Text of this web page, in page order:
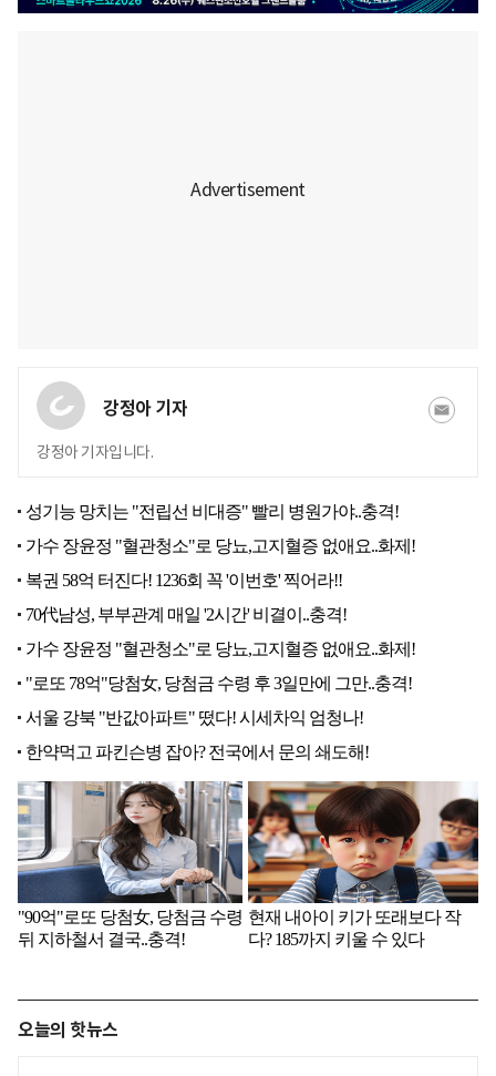
강정아 기자
강정아 기자입니다.
오늘의 핫뉴스